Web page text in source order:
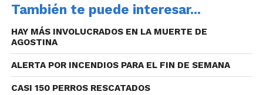
El Fuero de lucha contra el narcotráfico de dicha
dispuso el traslado de la mujer bajo la imputación de
“suministro de estupefacientes a título gratuito
agravado”.
También te puede interesar...
HAY MÁS INVOLUCRADOS EN LA MUERTE DE
AGOSTINA
ALERTA POR INCENDIOS PARA EL FIN DE SEMANA
CASI 150 PERROS RESCATADOS